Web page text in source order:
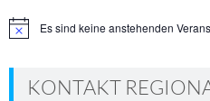
HinweisEs sind keine anstehenden
KONTAKT